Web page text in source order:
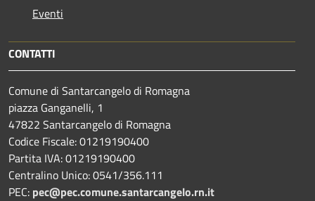
Eventi
CONTATTI
Comune di Santarcangelo di Romagna
piazza Ganganelli, 1
47822 Santarcangelo di Romagna
Codice Fiscale: 01219190400
Partita IVA: 01219190400
Centralino Unico: 0541/356.111
PEC: pec@pec.comune.santarcangelo.rn.it